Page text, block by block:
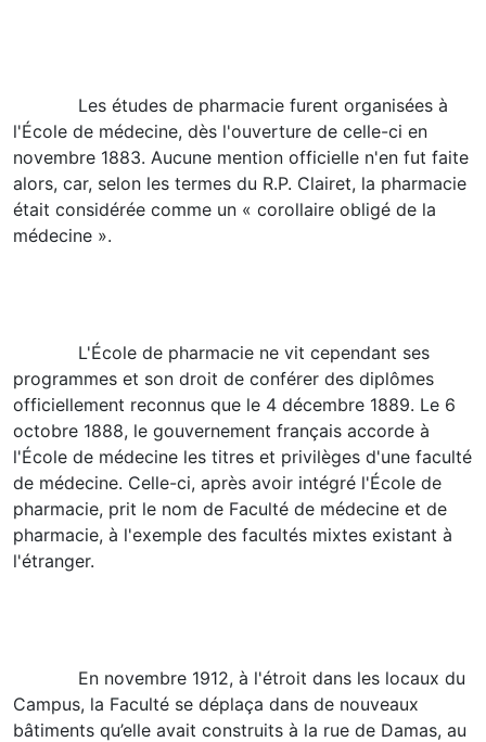
Les études de pharmacie furent organisées à
l'École de médecine, dès l'ouverture de celle-ci en
novembre 1883. Aucune mention officielle n'en fut faite
alors, car, selon les termes du R.P. Clairet, la pharmacie
était considérée comme un « corollaire obligé de la
médecine ».
L'École de pharmacie ne vit cependant ses
programmes et son droit de conférer des diplômes
officiellement reconnus que le 4 décembre 1889. Le 6
octobre 1888, le gouvernement français accorde à
l'École de médecine les titres et privilèges d'une faculté
de médecine. Celle-ci, après avoir intégré l'École de
pharmacie, prit le nom de Faculté de médecine et de
pharmacie, à l'exemple des facultés mixtes existant à
l'étranger.
En novembre 1912, à l'étroit dans les locaux du
Campus, la Faculté se déplaça dans de nouveaux
bâtiments qu’elle avait construits à la rue de Damas, au